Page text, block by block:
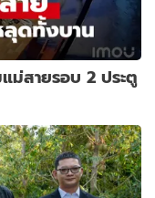
ม่สายรอบ 2 ประตู